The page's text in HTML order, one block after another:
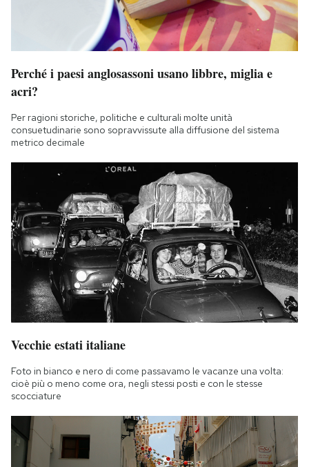
Perché i paesi anglosassoni usano libbre, miglia e
acri?
Per ragioni storiche, politiche e culturali molte unità
consuetudinarie sono sopravvissute alla diffusione del sistema
metrico decimale
Vecchie estati italiane
Foto in bianco e nero di come passavamo le vacanze una volta:
cioè più o meno come ora, negli stessi posti e con le stesse
scocciature